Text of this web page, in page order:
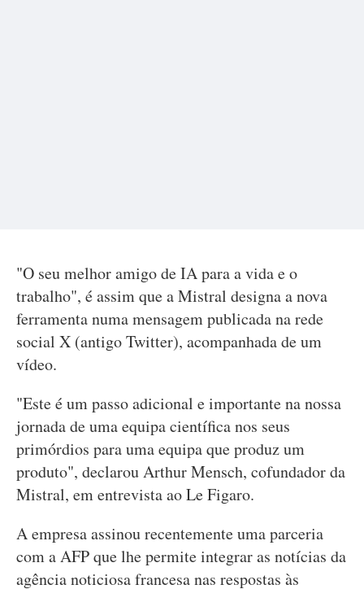
"O seu melhor amigo de IA para a vida e o
trabalho", é assim que a Mistral designa a nova
ferramenta numa mensagem publicada na rede
social X (antigo Twitter), acompanhada de um
vídeo.
"Este é um passo adicional e importante na nossa
jornada de uma equipa científica nos seus
primórdios para uma equipa que produz um
produto", declarou Arthur Mensch, cofundador da
Mistral, em entrevista ao Le Figaro.
A empresa assinou recentemente uma parceria
com a AFP que lhe permite integrar as notícias da
agência noticiosa francesa nas respostas às